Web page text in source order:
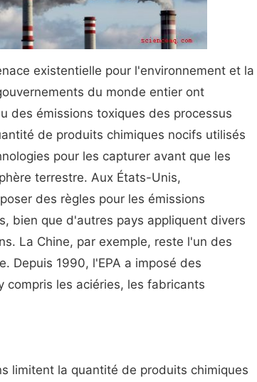
existentielle pour l'environnement et la
du monde entier ont
des émissions toxiques des processus
de produits chimiques nocifs utilisés
pour les capturer avant que les
terrestre. Aux États-Unis,
des règles pour les émissions
bien que d'autres pays appliquent divers
La Chine, par exemple, reste l'un des
Depuis 1990, l'EPA a imposé des
compris les aciéries, les fabricants
limitent la quantité de produits chimiques